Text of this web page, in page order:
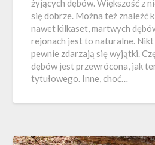
żyjących dębów. Większość z
się dobrze. Można też znaleźć
nawet kilkaset, martwych
rejonach jest to naturalne. Nikt
pewnie zdarzają się wyjątki.
dębów jest przewrócona, jak
tytułowego. Inne, choć…